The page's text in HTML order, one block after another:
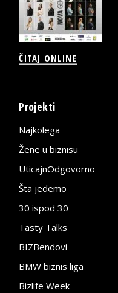
ČITAJ ONLINE
Projekti
Najkolega
Žene u biznisu
UticajnOdgovorno
Šta jedemo
30 ispod 30
Tasty Talks
BIZBendovi
BMW biznis liga
Bizlife Week